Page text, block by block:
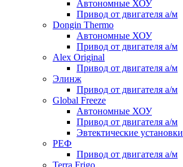
Автономные ХОУ
Привод от двигателя а/м
Dongin Thermo
Автономные ХОУ
Привод от двигателя а/м
Alex Original
Привод от двигателя а/м
Элинж
Привод от двигателя а/м
Global Freeze
Автономные ХОУ
Привод от двигателя а/м
Эвтектические установки
РЕФ
Привод от двигателя а/м